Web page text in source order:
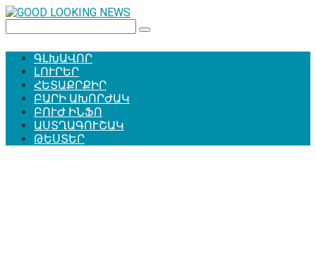
Перейти
контенту
ԳԼԽԱՎՈՐ
ԼՈՒՐԵՐ
ՀԵՏԱՔՐՔԻՐ
ԲԱՐԻ ԱԽՈՐԺԱԿ
ԲՈՒԺ ԻՆՖՈ
ԱՍՏՂԱԳՈՒՇԱԿ
ԹԵՍՏԵՐ